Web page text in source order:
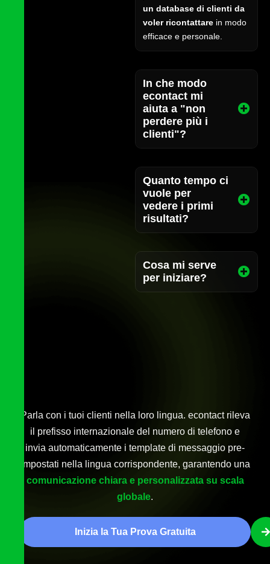
un database di clienti da
voler ricontattare in modo
efficace e personale.
In che modo
econtact mi
aiuta a "non
perdere più i
clienti"?
Quanto tempo ci
vuole per
vedere i primi
risultati?
Cosa mi serve
per iniziare?
Parla con i tuoi clienti nella loro lingua. econtact rileva
il prefisso internazionale del numero di telefono e
invia automaticamente i template di messaggio pre-
impostati nella lingua corrispondente, garantendo una
comunicazione chiara e personalizzata su scala
globale.
Inizia la Tua Prova Gratuita